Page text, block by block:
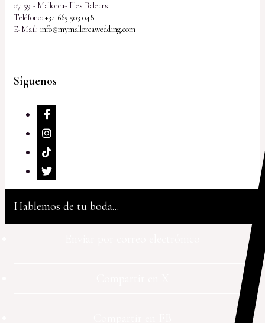
07159 - Mallorca- Illes Balears
Teléfono: +34 665 503 048
E-Mail: info@mymallorcawedding.com
Síguenos
Hablemos de tu boda...